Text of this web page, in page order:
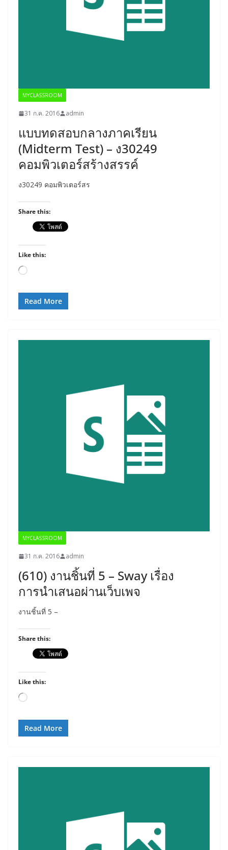
MYCLASSROOM
31 ก.ค. 2016 admin
แบบทดสอบกลางภาคเรียน
(Midterm Test) – ง30249
คอมพิวเตอร์สร้างสรรค์
ง30249 คอมพิวเตอร์สร
Share this:
Like this:
Loading…
Read More
MYCLASSROOM
31 ก.ค. 2016 admin
(610) งานชิ้นที่ 5 – Sway เรื่อง
การนำเสนอผ่านเว็บเพจ
งานชิ้นที่ 5 –
Share this:
Like this:
Loading…
Read More